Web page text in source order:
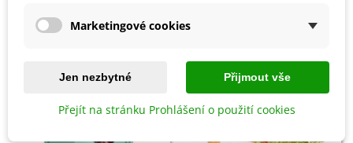
SOUVISEJÍCÍ PRODUKTY
Marketingové cookies
Jen nezbytné Přijmout vše
Přejít na stránku Prohlášení o použití cookies